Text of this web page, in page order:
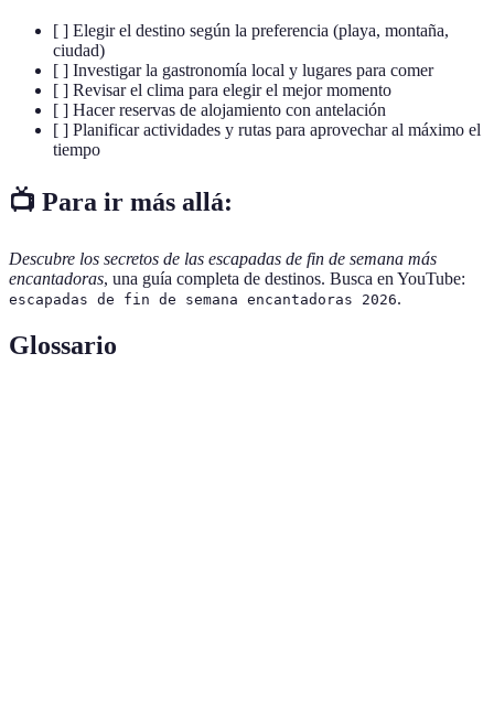
[ ] Elegir el destino según la preferencia (playa, montaña,
ciudad)
[ ] Investigar la gastronomía local y lugares para comer
[ ] Revisar el clima para elegir el mejor momento
[ ] Hacer reservas de alojamiento con antelación
[ ] Planificar actividades y rutas para aprovechar al máximo el
tiempo
📺 Para ir más allá:
Descubre los secretos de las escapadas de fin de semana más
encantadoras, una guía completa de destinos. Busca en YouTube:
escapadas de fin de semana encantadoras 2026.
Glossario